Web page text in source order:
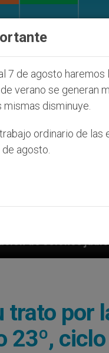
afecta a
trato por
23º,
7 de agosto haremos
verano se generan
disminuye.
ordinario de las
agosto.